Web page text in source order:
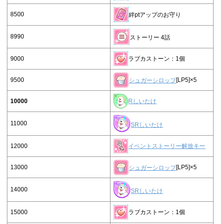
8500 絆ptアップのお守り
8990 ストーリー 4話
9000 ラブカストーン：1個
9500 シュガーシロップ[LP5]×5
10000 Rしいたけ
11000 SRしいたけ
12000 イベントストーリー解放キー
13000 シュガーシロップ[LP5]×5
14000 SRしいたけ
15000 ラブカストーン：1個